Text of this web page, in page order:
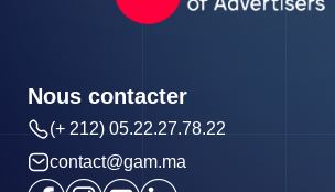
Nous contacter
(+ 212) 05.22.27.78.22
contact@gam.ma